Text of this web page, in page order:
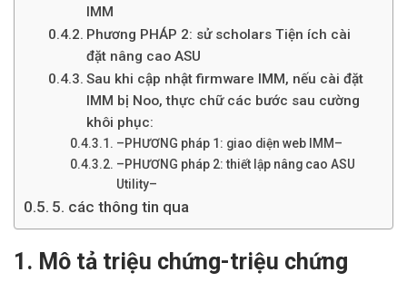
IMM
Phương PHÁP 2: sử scholars Tiện ích cài
đặt nâng cao ASU
Sau khi cập nhật firmware IMM, nếu cài đặt
IMM bị Noo, thực chữ các bước sau cường
khôi phục:
–PHƯƠNG pháp 1: giao diện web IMM–
–PHƯƠNG pháp 2: thiết lập nâng cao ASU
Utility–
5. các thông tin qua
1. Mô tả triệu chứng-triệu chứng